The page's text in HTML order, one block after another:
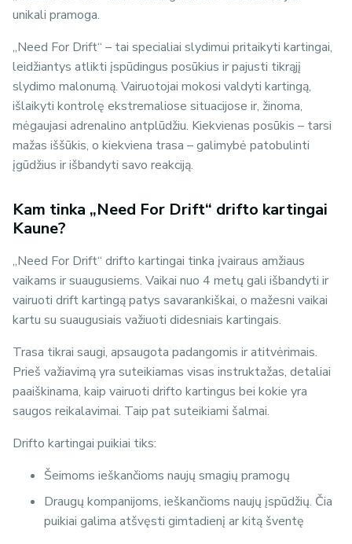
unikali pramoga.
„Need For Drift“ – tai specialiai slydimui pritaikyti kartingai,
leidžiantys atlikti įspūdingus posūkius ir pajusti tikrąjį
slydimo malonumą. Vairuotojai mokosi valdyti kartingą,
išlaikyti kontrolę ekstremaliose situacijose ir, žinoma,
mėgaujasi adrenalino antplūdžiu. Kiekvienas posūkis – tarsi
mažas iššūkis, o kiekviena trasa – galimybė patobulinti
įgūdžius ir išbandyti savo reakciją.
Kam tinka „Need For Drift“ drifto kartingai
Kaune?
„Need For Drift“ drifto kartingai tinka įvairaus amžiaus
vaikams ir suaugusiems. Vaikai nuo 4 metų gali išbandyti ir
vairuoti drift kartingą patys savarankiškai, o mažesni vaikai
kartu su suaugusiais važiuoti didesniais kartingais.
Trasa tikrai saugi, apsaugota padangomis ir atitvėrimais.
Prieš važiavimą yra suteikiamas visas instruktažas, detaliai
paaiškinama, kaip vairuoti drifto kartingus bei kokie yra
saugos reikalavimai. Taip pat suteikiami šalmai.
Drifto kartingai puikiai tiks:
Šeimoms ieškančioms naujų smagių pramogų
Draugų kompanijoms, ieškančioms naujų įspūdžių. Čia
puikiai galima atšvęsti gimtadienį ar kitą šventę